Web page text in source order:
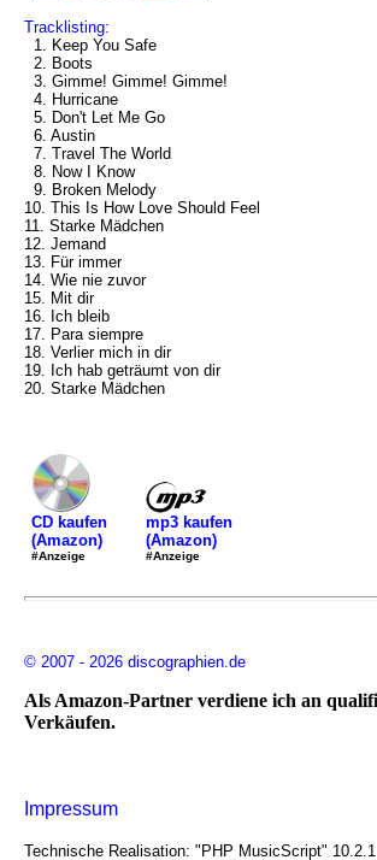
Tracklisting:
1. Keep You Safe
2. Boots
3. Gimme! Gimme! Gimme!
4. Hurricane
5. Don't Let Me Go
6. Austin
7. Travel The World
8. Now I Know
9. Broken Melody
10. This Is How Love Should Feel
11. Starke Mädchen
12. Jemand
13. Für immer
14. Wie nie zuvor
15. Mit dir
16. Ich bleib
17. Para siempre
18. Verlier mich in dir
19. Ich hab geträumt von dir
20. Starke Mädchen
CD kaufen
(Amazon)
#Anzeige
mp3 kaufen
(Amazon)
#Anzeige
© 2007 - 2026 discographien.de
Als Amazon-Partner verdiene ich an
Verkäufen.
Impressum
Technische Realisation: "PHP MusicScript" 10.2.1